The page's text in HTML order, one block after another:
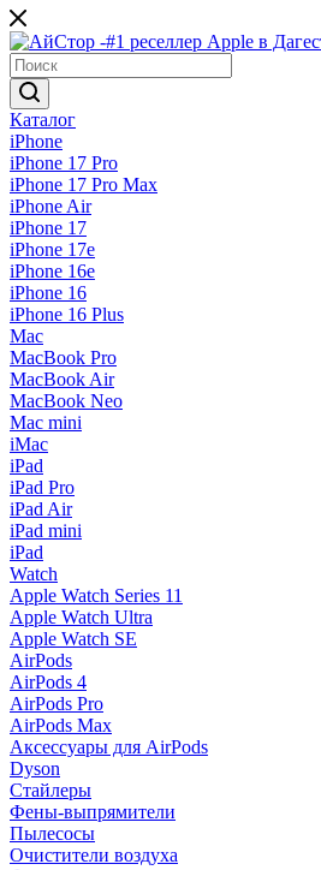
Каталог
iPhone
iPhone 17 Pro
iPhone 17 Pro Max
iPhone Air
iPhone 17
iPhone 17e
iPhone 16e
iPhone 16
iPhone 16 Plus
Mac
MacBook Pro
MacBook Air
MacBook Neo
Mac mini
iMac
iPad
iPad Pro
iPad Air
iPad mini
iPad
Watch
Apple Watch Series 11
Apple Watch Ultra
Apple Watch SE
AirPods
AirPods 4
AirPods Pro
AirPods Max
Аксессуары для AirPods
Dyson
Стайлеры
Фены-выпрямители
Пылесосы
Очистители воздуха